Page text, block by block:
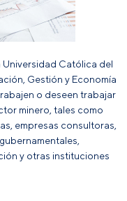
Universidad Católica del
Gestión y Economía
o deseen trabajar
minero, tales como
empresas consultoras,
y otras instituciones